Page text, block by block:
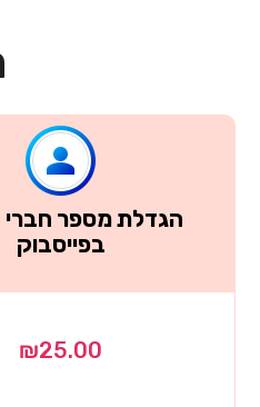
הגדלת מספר חברי
בפייסבוק
₪25.00